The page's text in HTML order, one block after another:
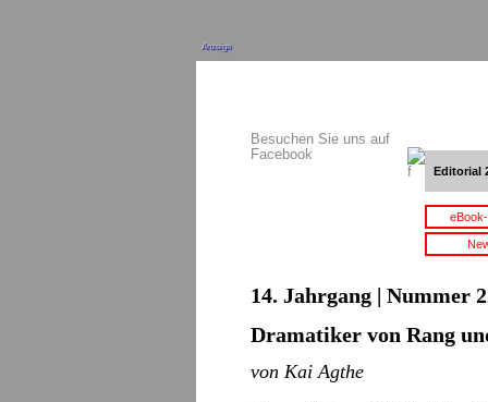
Anzeige
Besuchen Sie uns auf
Facebook
Editorial
14. Jahrgang | Nummer
Dramatiker von Rang
von Kai Agthe